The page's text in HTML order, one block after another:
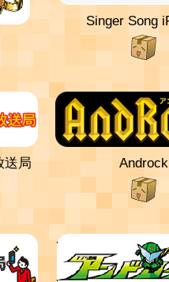
Singer Song
送局 Androck